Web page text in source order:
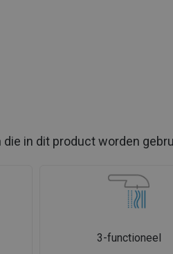
in dit product worden
3-functioneel